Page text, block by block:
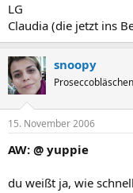
LG
Claudia (die jetzt ins
snoopy
Proseccobläschen
15. November 2006
AW: @ yuppie
du weißt ja, wie